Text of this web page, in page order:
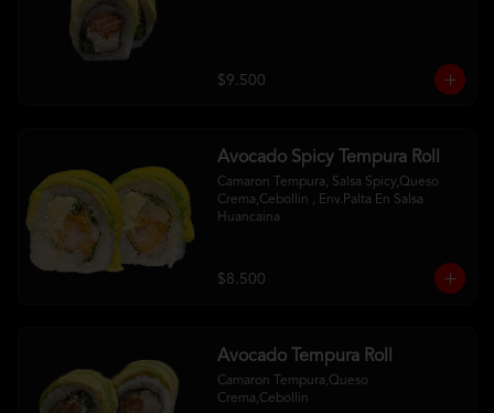
$9.500
Avocado Spicy Tempura Roll
Camaron Tempura, Salsa Spicy,Queso
Crema,Cebollin , Env.Palta En Salsa
Huancaina
$8.500
Avocado Tempura Roll
Camaron Tempura,Queso
Crema,Cebollin